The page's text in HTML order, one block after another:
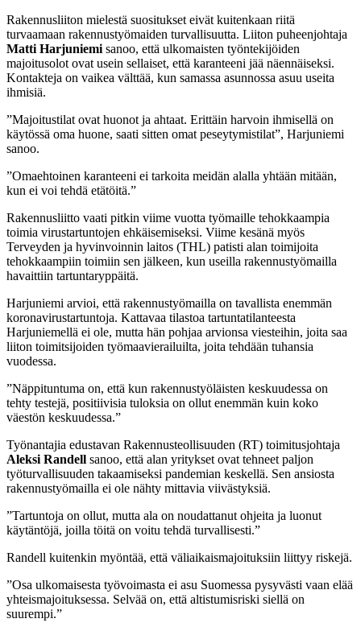
Rakennusliiton mielestä suositukset eivät kuitenkaan riitä
turvaamaan rakennustyömaiden turvallisuutta. Liiton puheenjohtaja
Matti Harjuniemi sanoo, että ulkomaisten työntekijöiden
majoitusolot ovat usein sellaiset, että karanteeni jää näennäiseksi.
Kontakteja on vaikea välttää, kun samassa asunnossa asuu useita
ihmisiä.
”Majoitustilat ovat huonot ja ahtaat. Erittäin harvoin ihmisellä on
käytössä oma huone, saati sitten omat peseytymistilat”, Harjuniemi
sanoo.
”Omaehtoinen karanteeni ei tarkoita meidän alalla yhtään mitään,
kun ei voi tehdä etätöitä.”
Rakennusliitto vaati pitkin viime vuotta työmaille tehokkaampia
toimia virustartuntojen ehkäisemiseksi. Viime kesänä myös
Terveyden ja hyvinvoinnin laitos (THL) patisti alan toimijoita
tehokkaampiin toimiin sen jälkeen, kun useilla rakennustyömailla
havaittiin tartuntaryppäitä.
Harjuniemi arvioi, että rakennustyömailla on tavallista enemmän
koronavirustartuntoja. Kattavaa tilastoa tartuntatilanteesta
Harjuniemellä ei ole, mutta hän pohjaa arvionsa viesteihin, joita saa
liiton toimitsijoiden työmaavierailuilta, joita tehdään tuhansia
vuodessa.
”Näppituntuma on, että kun rakennustyöläisten keskuudessa on
tehty testejä, positiivisia tuloksia on ollut enemmän kuin koko
väestön keskuudessa.”
Työnantajia edustavan Rakennusteollisuuden (RT) toimitusjohtaja
Aleksi Randell sanoo, että alan yritykset ovat tehneet paljon
työturvallisuuden takaamiseksi pandemian keskellä. Sen ansiosta
rakennustyömailla ei ole nähty mittavia viivästyksiä.
”Tartuntoja on ollut, mutta ala on noudattanut ohjeita ja luonut
käytäntöjä, joilla töitä on voitu tehdä turvallisesti.”
Randell kuitenkin myöntää, että väliaikaismajoituksiin liittyy riskejä.
”Osa ulkomaisesta työvoimasta ei asu Suomessa pysyvästi vaan elää
yhteismajoituksessa. Selvää on, että altistumisriski siellä on
suurempi.”